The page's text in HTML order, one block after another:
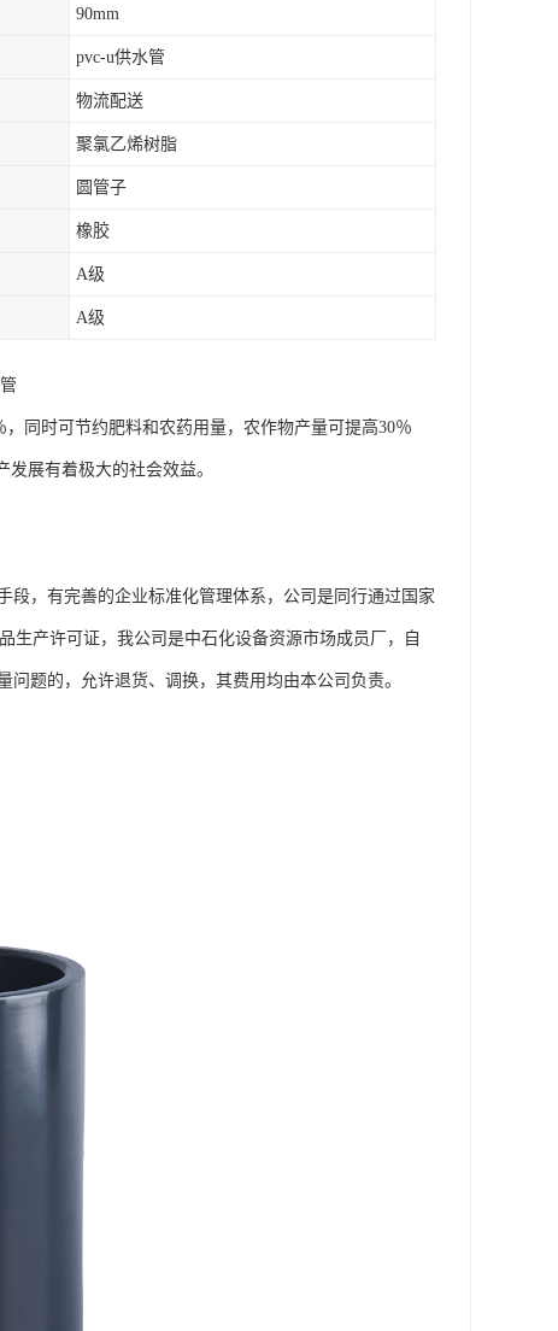
90mm
pvc-u供水管
物流配送
聚氯乙烯树脂
圆管子
橡胶
A级
A级
同时可节约肥料和农药用量，农作物产量可提高30％
展有着极大的社会效益。
段，有完善的企业标准化管理体系，公司是同行通过国家
生产许可证，我公司是中石化设备资源市场成员厂，自
题的，允许退货、调换，其费用均由本公司负责。